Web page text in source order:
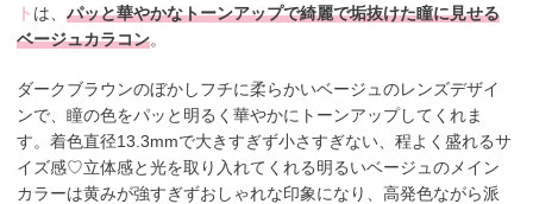
ト は、パッと華やかなトーンアップで綺麗で垢抜けた瞳に見せる
ベージュカラコン。
ダークブラウンのぼかしフチに柔らかいベージュのレンズデザイ
ンで、瞳の色をパッと明るく華やかにトーンアップしてくれま
す。着色直径13.3mmで大きすぎず小さすぎない、程よく盛れるサ
イズ感♡立体感と光を取り入れてくれる明るいベージュのメイン
カラーは黄みが強すぎずおしゃれな印象になり、高発色ながら派